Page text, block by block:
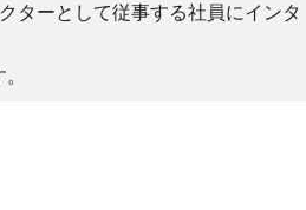
ターとして従事する社員にインタ